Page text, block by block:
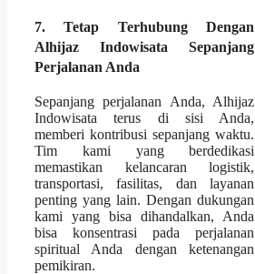
7. Tetap Terhubung Dengan
Alhijaz Indowisata Sepanjang
Perjalanan Anda
Sepanjang perjalanan Anda, Alhijaz
Indowisata terus di sisi Anda,
memberi kontribusi sepanjang waktu.
Tim kami yang berdedikasi
memastikan kelancaran logistik,
transportasi, fasilitas, dan layanan
penting yang lain. Dengan dukungan
kami yang bisa dihandalkan, Anda
bisa konsentrasi pada perjalanan
spiritual Anda dengan ketenangan
pemikiran.